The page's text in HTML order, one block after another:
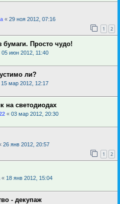
« 29 ноя 2012, 07:16
1 2
бумаги. Просто чудо!
05 июн 2012, 11:40
ли?
15 мар 2012, 12:17
на светодиодах
« 03 мар 2012, 20:30
26 янв 2012, 20:57
1 2
« 18 янв 2012, 15:04
- декупаж